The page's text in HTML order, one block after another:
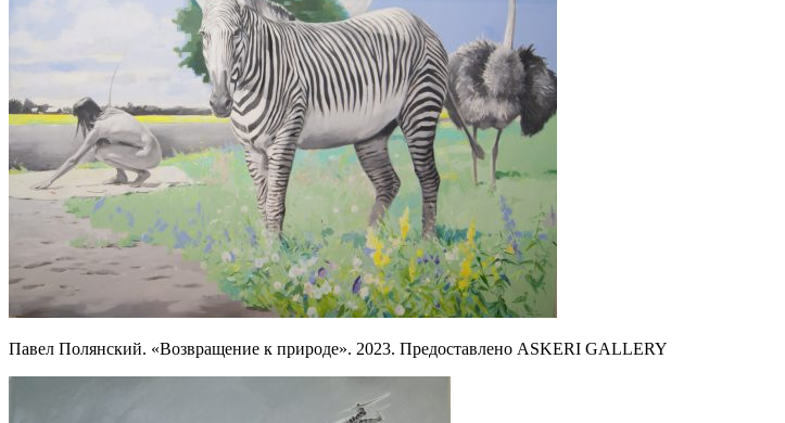
Павел Полянский. «Возвращение к природе». 2023. Предоставлено ASKERI GALLERY